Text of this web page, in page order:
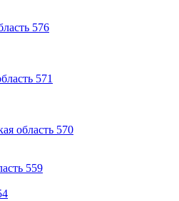
576
571
область 570
559